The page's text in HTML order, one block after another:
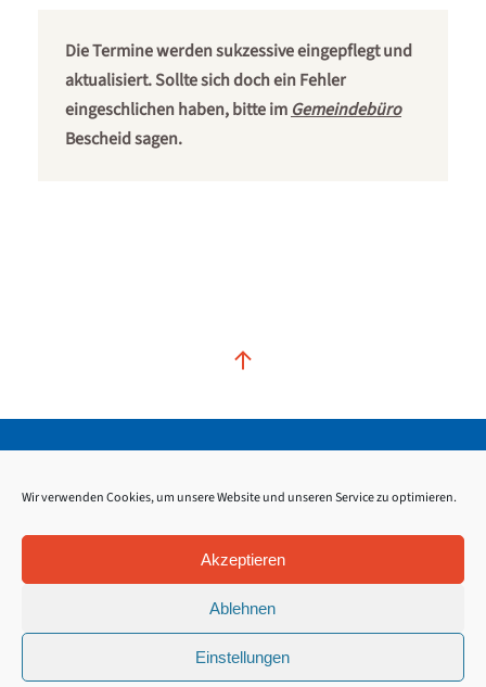
Wir verwenden Cookies, um unsere Website und unseren Service zu optimieren.
Akzeptieren
Ablehnen
Einstellungen
Die Termine werden sukzessive eingepflegt und
aktualisiert. Sollte sich doch ein Fehler
eingeschlichen haben, bitte im Gemeindebüro
Bescheid sagen.